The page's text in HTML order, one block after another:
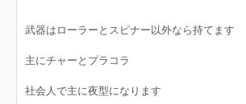
武器はローラーとスピナー以外なら持てます
主にチャーとプラコラ
社会人で主に夜型になります